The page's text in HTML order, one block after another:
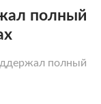
полный
полный